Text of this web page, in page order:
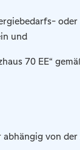
und
70 EE“
von